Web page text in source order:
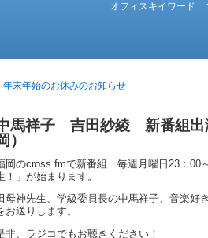
オフィスキイワード
年末年始のお休みのお知らせ
馬祥子 吉田紗綾 新番組出
）
岡のcross fmで新番組 毎週月曜日23：00
！」が始まります。
母神先生、学級委員長の中馬祥子、音楽好
お送りします。
非、ラジコでもお聴きください！